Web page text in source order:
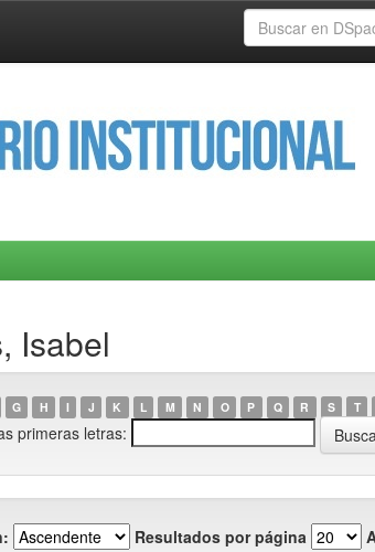
Isabel
G H I J K L M N O P Q R S T
primeras letras:
Resultados por página